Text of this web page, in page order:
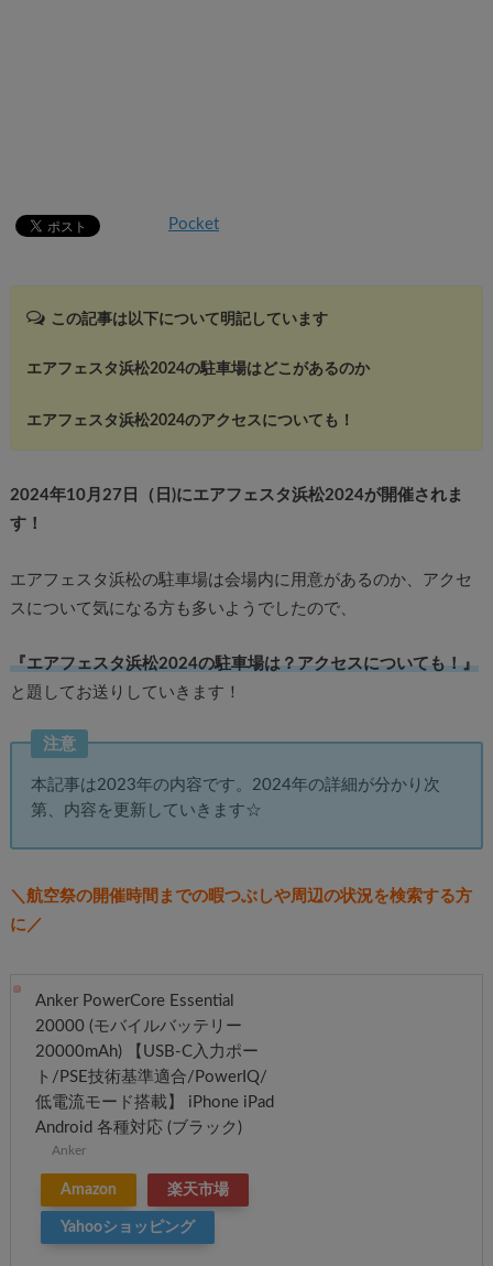
Pocket
この記事は以下について明記しています
エアフェスタ浜松2024の駐車場はどこがあるのか
エアフェスタ浜松2024のアクセスについても！
2024年10月27日（日)にエアフェスタ浜松2024が開催されま
す！
エアフェスタ浜松の駐車場は会場内に用意があるのか、アクセ
スについて気になる方も多いようでしたので、
『エアフェスタ浜松2024の駐車場は？アクセスについても！』
と題してお送りしていきます！
注意
本記事は2023年の内容です。2024年の詳細が分かり次
第、内容を更新していきます☆
＼航空祭の開催時間までの暇つぶしや周辺の状況を検索する方
に／
Anker PowerCore Essential
20000 (モバイルバッテリー
20000mAh) 【USB-C入力ポー
ト/PSE技術基準適合/PowerIQ/
低電流モード搭載】 iPhone iPad
Android 各種対応 (ブラック)
Anker
Amazon 楽天市場
Yahooショッピング